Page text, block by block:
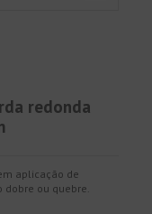
redonda
aplicação de
dobre ou quebre.